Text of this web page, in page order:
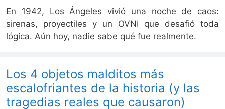
En 1942, Los Ángeles vivió una noche de caos:
sirenas, proyectiles y un OVNI que desafió toda
lógica. Aún hoy, nadie sabe qué fue realmente.
Los 4 objetos malditos más
escalofriantes de la historia (y las
tragedias reales que causaron)